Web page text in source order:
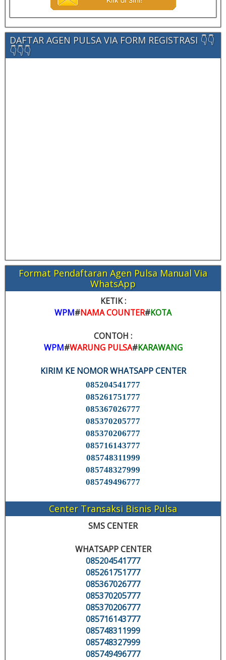
DAFTAR AGEN PULSA VIA FORM REGISTRASI 👇👇
👇👇👇
Format Pendaftaran Agen Pulsa Manual Via
WhatsApp
KETIK :
WPM#NAMA COUNTER#KOTA
CONTOH :
WPM#WARUNG PULSA#KARAWANG
KIRIM KE NOMOR WHATSAPP CENTER
085204541777
085261751777
085367026777
085370205777
085370206777
085716143777
085748311999
085748327999
085749496777
Center Transaksi Bisnis Pulsa
SMS CENTER
WHATSAPP CENTER
085204541777
085261751777
085367026777
085370205777
085370206777
085716143777
085748311999
085748327999
085749496777